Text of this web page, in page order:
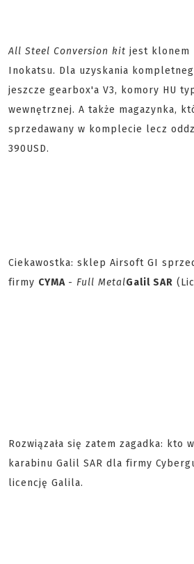
All Steel Conversion kit jest klonem
Inokatsu. Dla uzyskania
jeszcze gearbox'a V3, komory HU
wewnętrznej. A także magazynka,
sprzedawany w komplecie lecz
390USD.
Ciekawostka: sklep Airsoft GI
firmy CYMA - Full MetalGalil SAR
Rozwiązała się zatem zagadka: kto
karabinu Galil SAR dla firmy
licencję Galila.